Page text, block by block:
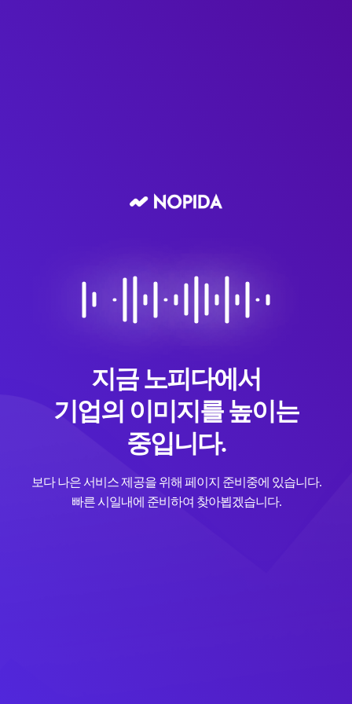
지금 노피다에서
기업의 이미지를 높이는
중입니다.
보다 나은 서비스 제공을 위해 페이지 준비중에 있습니다.
빠른 시일내에 준비하여 찾아뵙겠습니다.